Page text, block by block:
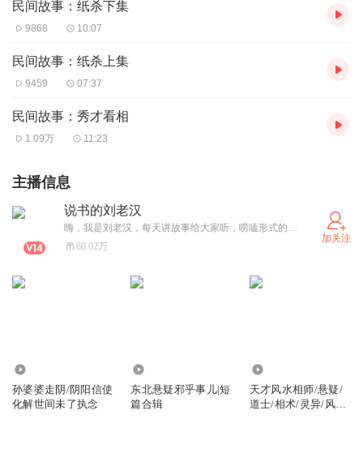
民间故事：纸杀下集
9868 10:07
民间故事：纸杀上集
9459 07:37
民间故事：秀才看相
1.09万 11:23
主播信息
说书的刘老汉
嗨，我是刘老汉，每天讲故事给大家听，唠嗑形式的，别的咱也不会。总播放量突破6亿！同时隆重跟大家介绍自己写的《东北农村邪乎事》系列！第三部已经上架！第四部正在策划！感谢大家的支持，希望大家投稿。
60.02万
加关注
孙婆婆走阴/阴阳信使
化解世间未了执念
东北悬疑邪乎事儿|短
篇合辑
天才风水相师/悬疑/
道士/相术/灵异/风水/